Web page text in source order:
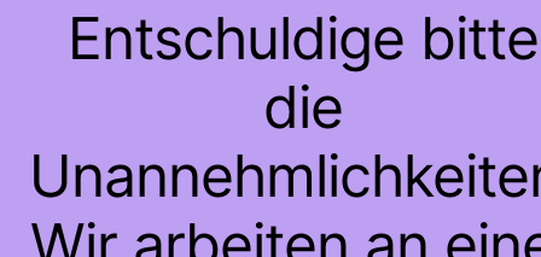
Entschuldige bitte
die